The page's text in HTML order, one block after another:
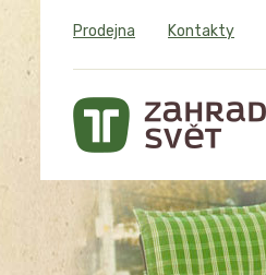
Prodejna Kontakty